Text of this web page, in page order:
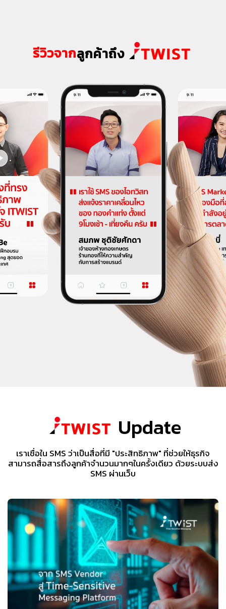
รีวิวจากลูกค้าถึง
Update
เราเชื่อใน SMS ว่าเป็นสื่อที่มี "ประสิทธิภาพ" ที่ช่วยให้ธุรกิจ
สามารถสื่อสารถึงลูกค้าจำนวนมากๆในครั้งเดียว ด้วยระบบส่ง
SMS ผ่านเว็บ